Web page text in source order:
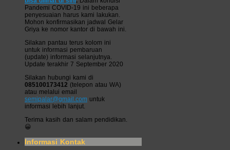
Pandemi COVID-19 ini beberapa
penyesuaian harus kami lakukan.
Mohon konfirmasikan jadwal Gelar
Griya ke nomor kantor di bawah ini.
Silakan pantau terus kolom ini
untuk informasi pembaruan
(update) informasi selanjutnya.
Update terakhir 7 September 2020
Silakan hubungi kami di
085100173412 (telepon atau WA)
atau melalui email
semipalar@gmail.com untuk
informasi lebih lanjut.
Terima kasih dan salam pendidikan.
😀
Informasi Kontak